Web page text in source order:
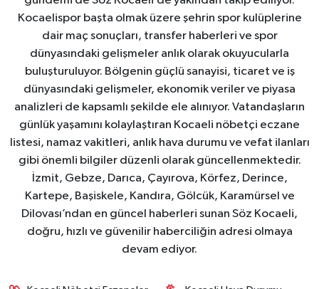
Kocaelispor başta olmak üzere şehrin spor kulüplerine
dair maç sonuçları, transfer haberleri ve spor
dünyasındaki gelişmeler anlık olarak okuyucularla
buluşturuluyor. Bölgenin güçlü sanayisi, ticaret ve iş
dünyasındaki gelişmeler, ekonomik veriler ve piyasa
analizleri de kapsamlı şekilde ele alınıyor. Vatandaşların
günlük yaşamını kolaylaştıran Kocaeli nöbetçi eczane
listesi, namaz vakitleri, anlık hava durumu ve vefat ilanları
gibi önemli bilgiler düzenli olarak güncellenmektedir.
İzmit, Gebze, Darıca, Çayırova, Körfez, Derince,
Kartepe, Başiskele, Kandıra, Gölcük, Karamürsel ve
Dilovası’ndan en güncel haberleri sunan Söz Kocaeli,
doğru, hızlı ve güvenilir haberciliğin adresi olmaya
devam ediyor.